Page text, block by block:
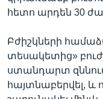
հետո արդեն 30
Բժիշկների
տեսակետից»
ստանդարտ
հայտնաբերվել, և